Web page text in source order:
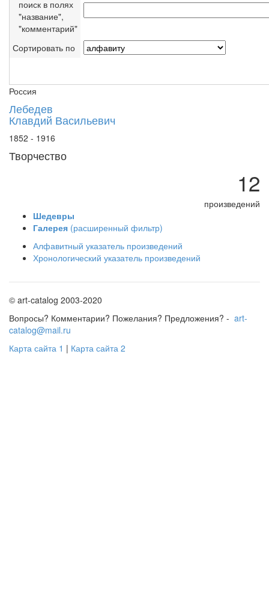
поиск в полях
"название",
"комментарий"
Сортировать по
Россия
Лебедев
Клавдий Васильевич
1852 - 1916
Творчество
12
произведений
Шедевры
Галерея (расширенный фильтр)
Алфавитный указатель произведений
Хронологический указатель произведений
© art-catalog 2003-2020
Вопросы? Комментарии? Пожелания? Предложения? - art-
catalog@mail.ru
Карта сайта 1 | Карта сайта 2